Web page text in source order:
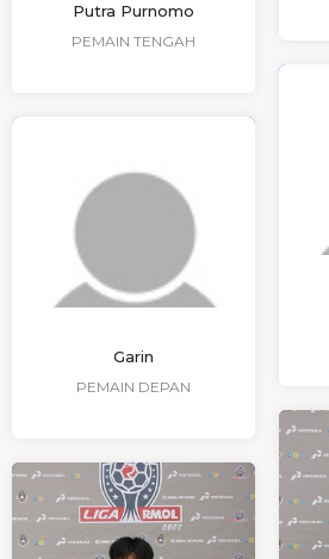
Putra Purnomo
PEMAIN TENGAH
Garin
PEMAIN DEPAN